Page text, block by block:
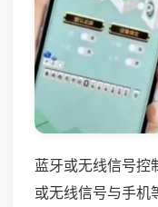
蓝牙或无线信号控
或无线信号与手机